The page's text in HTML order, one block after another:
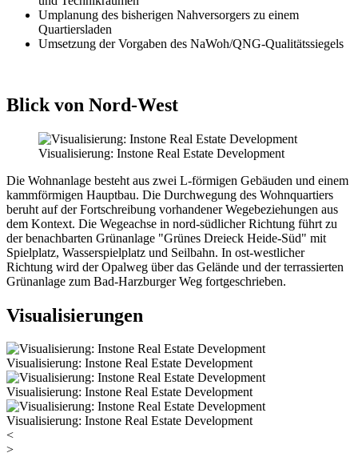
Umplanung des bisherigen Nahversorgers zu einem
Quartiersladen
Umsetzung der Vorgaben des NaWoh/QNG-Qualitätssiegels
Blick von Nord-West
Visualisierung: Instone Real Estate Development
Die Wohnanlage besteht aus zwei L-förmigen Gebäuden und einem
kammförmigen Hauptbau. Die Durchwegung des Wohnquartiers
beruht auf der Fortschreibung vorhandener Wegebeziehungen aus
dem Kontext. Die Wegeachse in nord-südlicher Richtung führt zu
der benachbarten Grünanlage "Grünes Dreieck Heide-Süd" mit
Spielplatz, Wasserspielplatz und Seilbahn. In ost-westlicher
Richtung wird der Opalweg über das Gelände und der terrassierten
Grünanlage zum Bad-Harzburger Weg fortgeschrieben.
Visualisierungen
Visualisierung: Instone Real Estate Development
Visualisierung: Instone Real Estate Development
Visualisierung: Instone Real Estate Development
<
>